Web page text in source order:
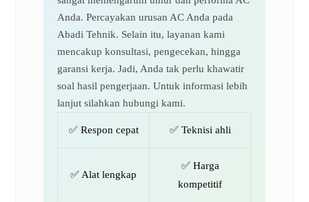
Anda. Percayakan urusan AC Anda pada
Abadi Tehnik. Selain itu, layanan kami
mencakup konsultasi, pengecekan, hingga
garansi kerja. Jadi, Anda tak perlu khawatir
soal hasil pengerjaan. Untuk informasi lebih
lanjut silahkan hubungi kami.
✅ Respon cepat ✅ Teknisi ahli
✅ Alat lengkap
✅ Harga
kompetitif